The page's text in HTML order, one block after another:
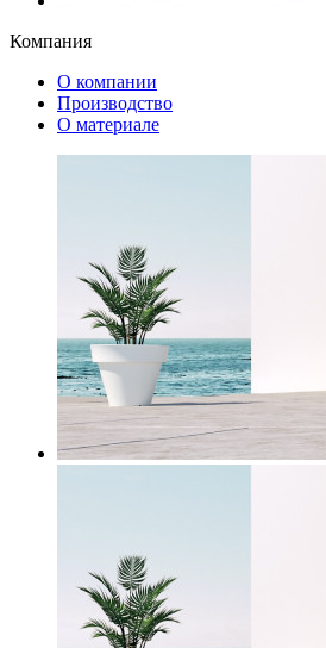
Компания
О компании
Производство
О материале